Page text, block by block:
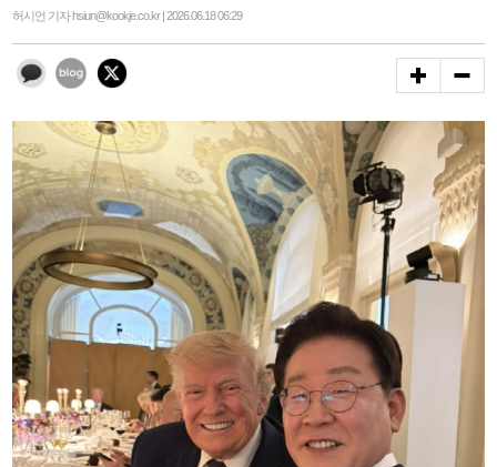
허시언 기자 hsiun@kookje.co.kr | 2026.06.18 06:29